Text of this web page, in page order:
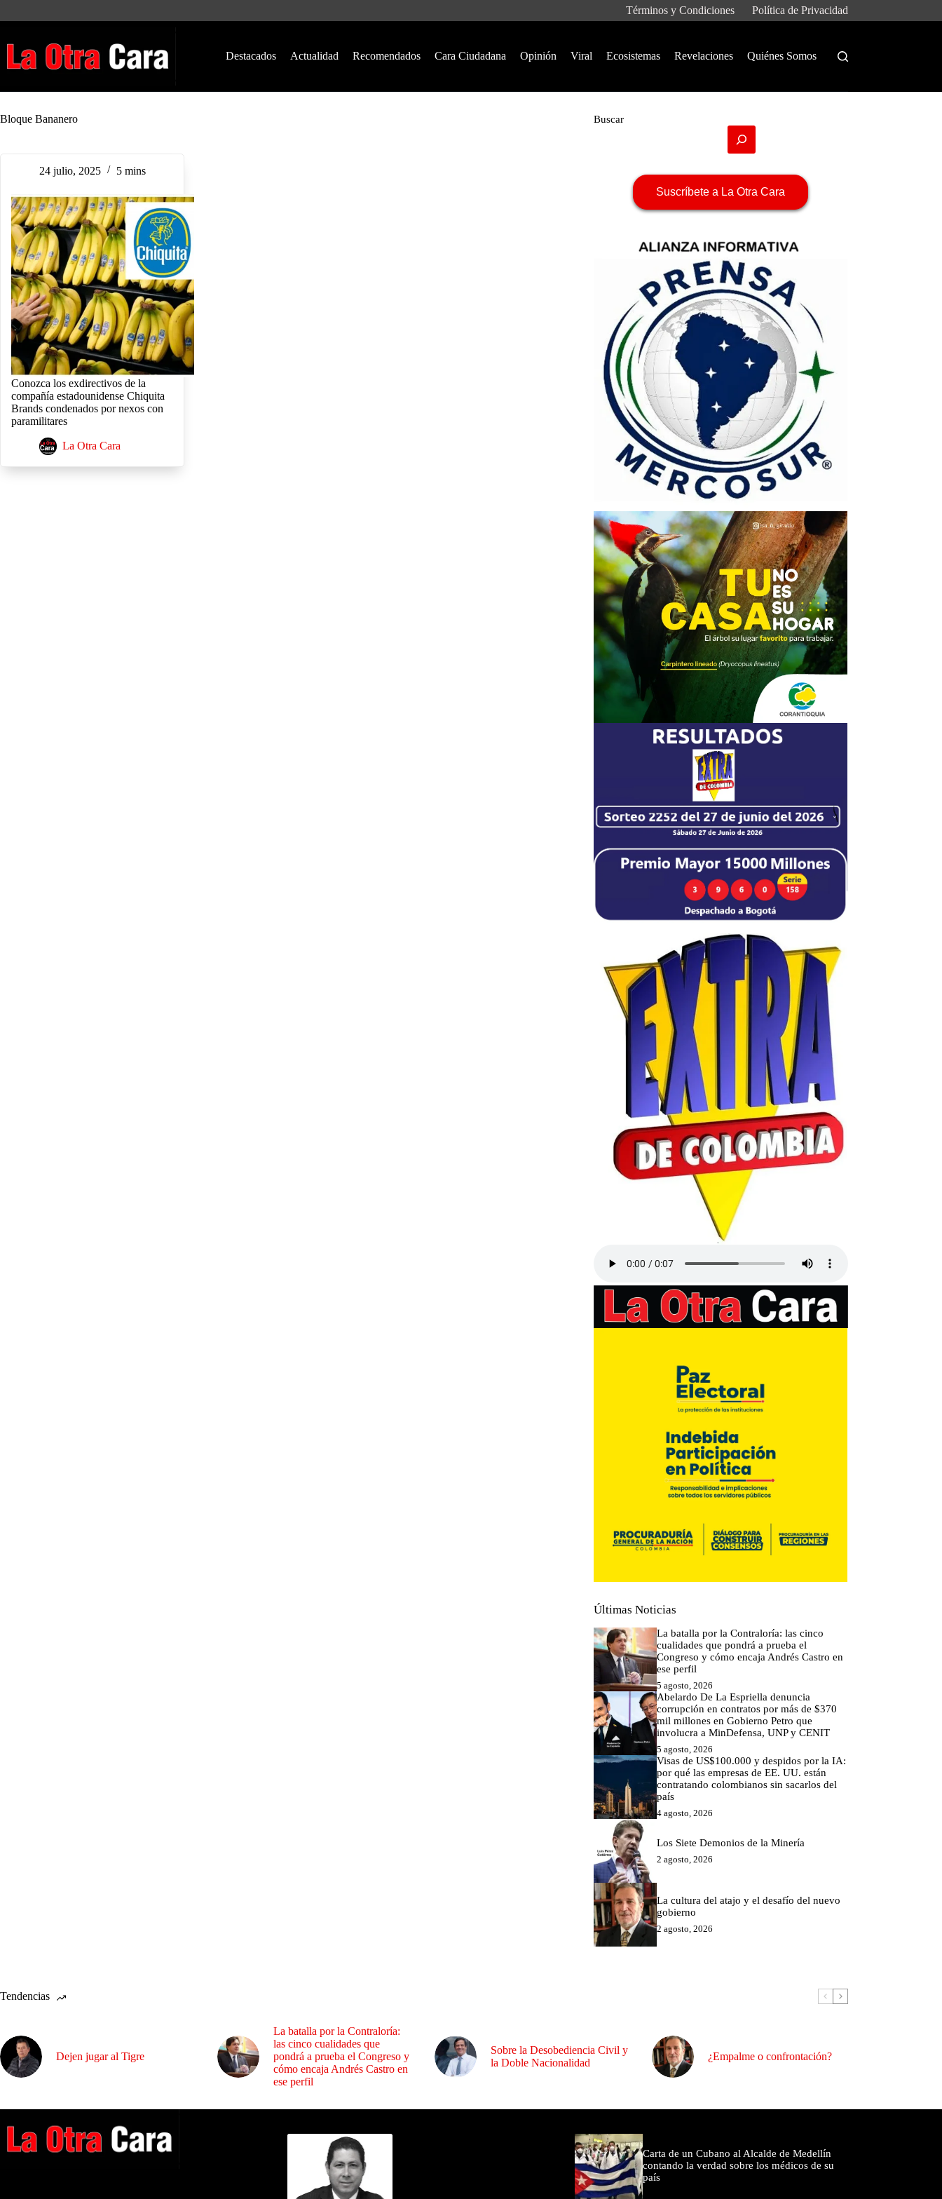
Términos y Condiciones Política de Privacidad
Destacados Actualidad Recomendados Cara Ciudadana Opinión Viral Ecosistemas Revelaciones Quiénes Somos
Bloque Bananero
24 julio, 2025 5 mins
Conozca los exdirectivos de la
compañía estadounidense Chiquita
Brands condenados por nexos con
paramilitares
La Otra Cara
Buscar
Suscríbete a La Otra Cara
Últimas Noticias
La batalla por la Contraloría: las cinco
cualidades que pondrá a prueba el
Congreso y cómo encaja Andrés Castro en
ese perfil
5 agosto, 2026
Abelardo De La Espriella denuncia
corrupción en contratos por más de $370
mil millones en Gobierno Petro que
involucra a MinDefensa, UNP y CENIT
5 agosto, 2026
Visas de US$100.000 y despidos por la IA:
por qué las empresas de EE. UU. están
contratando colombianos sin sacarlos del
país
4 agosto, 2026
Los Siete Demonios de la Minería
2 agosto, 2026
La cultura del atajo y el desafío del nuevo
gobierno
2 agosto, 2026
Tendencias
Dejen jugar al Tigre
La batalla por la Contraloría:
las cinco cualidades que
pondrá a prueba el Congreso y
cómo encaja Andrés Castro en
ese perfil
Sobre la Desobediencia Civil y
la Doble Nacionalidad
¿Empalme o confrontación?
Carta de un Cubano al Alcalde de Medellín
contando la verdad sobre los médicos de su
país